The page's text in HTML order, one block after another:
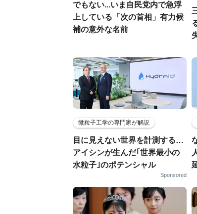
でもない...いま自民党内で急浮
上している「次の首相」有力候
補の意外な名前
微粒子工学の専門家が解説
目に見えない世界を計測する…
アイシンが生んだ｢世界最小の
水粒子｣のポテンシャル
Sponsored